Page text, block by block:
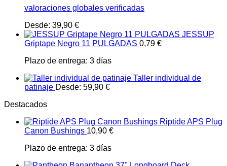
valoraciones globales verificadas
Desde: 39,90 €
JESSUP
Griptape Negro 11 PULGADAS 0,79 €
Plazo de entrega: 3 días
Taller individual de
patinaje Desde: 59,90 €
Destacados
Riptide APS Plug
Canon Bushings 10,90 €
Plazo de entrega: 3 días